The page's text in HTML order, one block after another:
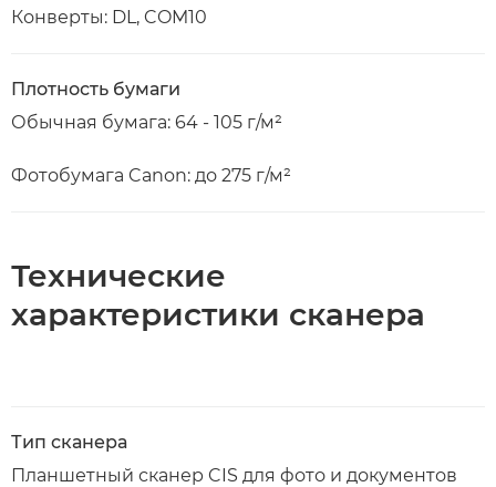
Конверты: DL, COM10
Плотность бумаги
Обычная бумага: 64 - 105 г/м²
Фотобумага Canon: до 275 г/м²
Технические
характеристики сканера
Тип сканера
Планшетный сканер CIS для фото и документов